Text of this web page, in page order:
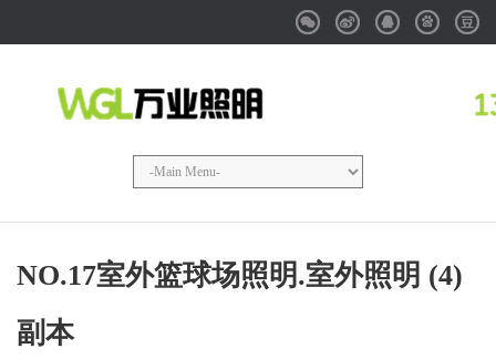
WeixinWeibo QQ Baidu
NO.17室外篮球场照明.室外照明 (4)
副本